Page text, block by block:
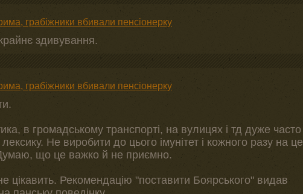
грабіжники вбивали пенсіонерку
здивування.
грабіжники вбивали пенсіонерку
в громадському транспорті, на вулицях і тд дуже часто
Не виробити до цього імунітет і кожного разу на це
що це важко й не приємно.
цікавить. Рекомендацію "поставити Боярського" видав